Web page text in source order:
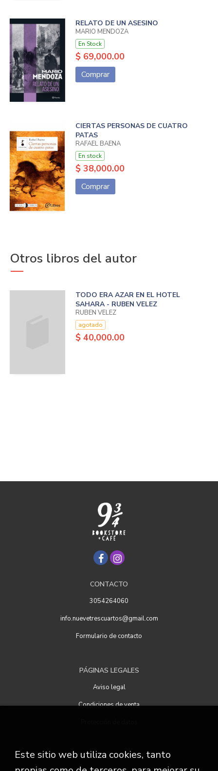
RELATO DE UN ASESINO
MARIO MENDOZA
En Stock
$ 69,000.00
Comprar
CIERTAS PERSONAS DE CUATRO
PATAS
RAFAEL BAENA
En stock
$ 38,000.00
Comprar
Otros libros del autor
TODO ERA AZAR EN EL HOTEL
SAHARA - RUBEN VELEZ
RUBEN VELEZ
agotado
$ 40,000.00
CONTACTO
3054264060
info.nuevetrescuartos@gmail.com
Formulario de contacto
PÁGINAS LEGALES
Aviso legal
Condiciones de venta
ATENCIÓN AL CLIENTE
Este sitio web utiliza cookies, tanto